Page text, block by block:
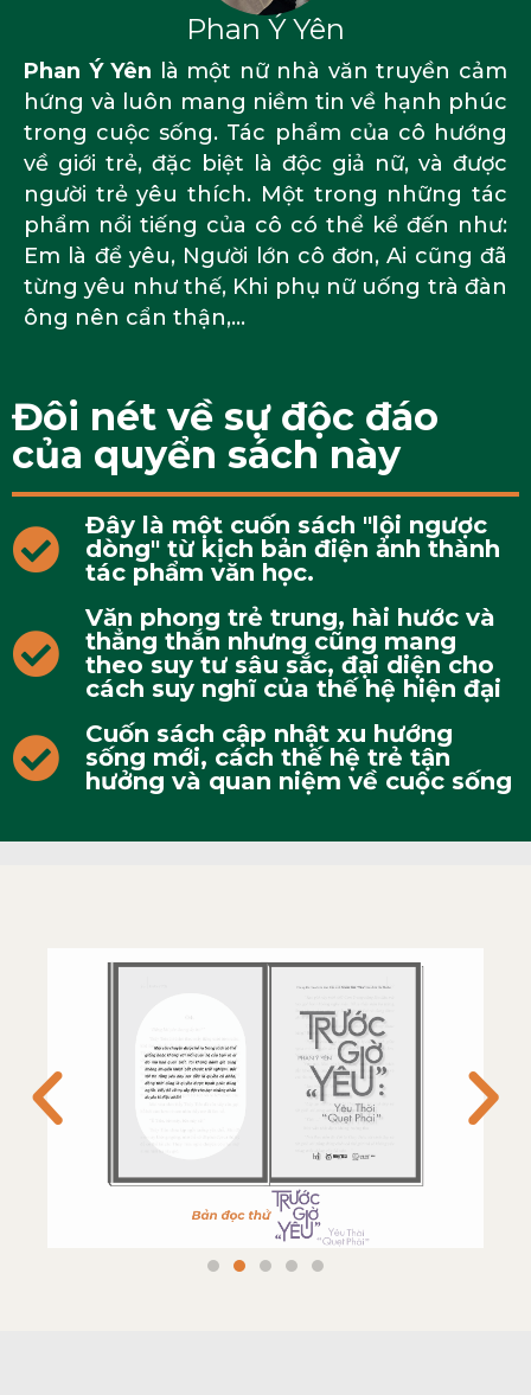
Phan Ý Yên
Phan Ý Yên là một nữ nhà văn truyền cảm
hứng và luôn mang niềm tin về hạnh phúc
trong cuộc sống. Tác phẩm của cô hướng
về giới trẻ, đặc biệt là độc giả nữ, và được
người trẻ yêu thích. Một trong những tác
phẩm nổi tiếng của cô có thể kể đến như:
Em là để yêu, Người lớn cô đơn, Ai cũng đã
từng yêu như thế, Khi phụ nữ uống trà đàn
ông nên cẩn thận,…
Đôi nét về sự độc đáo
của quyển sách này
Đây là một cuốn sách "lội ngược
dòng" từ kịch bản điện ảnh thành
tác phẩm văn học.
Văn phong trẻ trung, hài hước và
thẳng thắn nhưng cũng mang
theo suy tư sâu sắc, đại diện cho
cách suy nghĩ của thế hệ hiện đại
Cuốn sách cập nhật xu hướng
sống mới, cách thế hệ trẻ tận
hưởng và quan niệm về cuộc sống